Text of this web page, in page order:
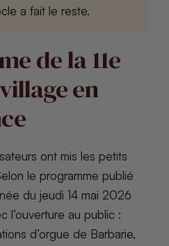
a fait le reste.
de la 11e
en
ont mis les petits
le programme publié
du jeudi 14 mai 2026
l’ouverture au public :
d’orgue de Barbarie,